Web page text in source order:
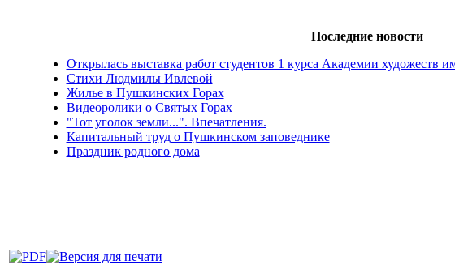
Последние новости
Открылась выставка работ студентов 1 курса Академии
Стихи Людмилы Ивлевой
Жилье в Пушкинских Горах
Видеоролики о Святых Горах
"Тот уголок земли...". Впечатления.
Капитальный труд о Пушкинском заповеднике
Праздник родного дома